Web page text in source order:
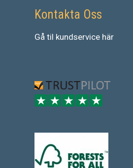
Kontakta Oss
Gå til kundservice här